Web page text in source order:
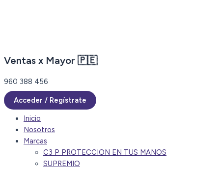
Ventas x Mayor 🇵🇪
960 388 456
Acceder / Regístrate
Inicio
Nosotros
Marcas
C3 P PROTECCION EN TUS MANOS
SUPREMIO